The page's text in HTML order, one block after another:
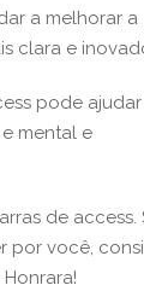
a melhorar a
clara e
pode
mental e
de access.
por você,